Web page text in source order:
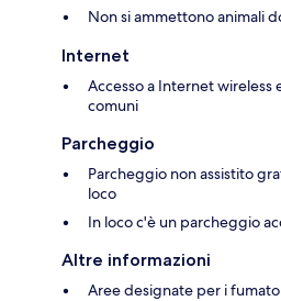
Non si ammettono animali
Internet
Accesso a Internet wireless
comuni
Parcheggio
Parcheggio non assistito
loco
In loco c'è un parcheggio
Altre informazioni
Aree designate per i